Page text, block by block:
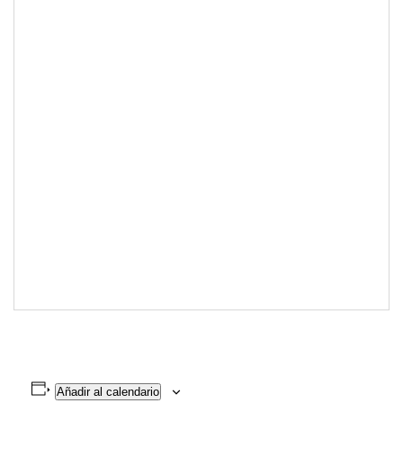
Añadir al calendario